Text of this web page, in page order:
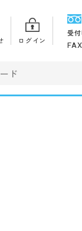
ログイン
受